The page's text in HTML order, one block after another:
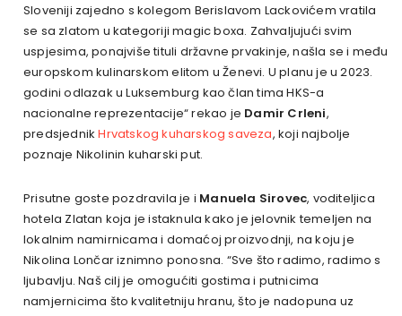
Sloveniji zajedno s kolegom Berislavom Lackovićem vratila
se sa zlatom u kategoriji magic boxa. Zahvaljujući svim
uspjesima, ponajviše tituli državne prvakinje, našla se i među
europskom kulinarskom elitom u Ženevi. U planu je u 2023.
godini odlazak u Luksemburg kao član tima HKS-a
nacionalne reprezentacije“ rekao je Damir Crleni,
predsjednikHrvatskog kuharskog saveza, koji najbolje
poznaje Nikolinin kuharski put.
Prisutne goste pozdravila je i Manuela Sirovec, voditeljica
hotela Zlatan koja je istaknula kako je jelovnik temeljen na
lokalnim namirnicama i domaćoj proizvodnji, na koju je
Nikolina Lončar iznimno ponosna. “Sve što radimo, radimo s
ljubavlju. Naš cilj je omogućiti gostima i putnicima
namjernicima što kvalitetniju hranu, što je nadopuna uz